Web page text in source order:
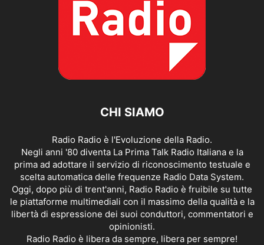
CHI SIAMO
Radio Radio è l'Evoluzione della Radio.
Negli anni '80 diventa La Prima Talk Radio Italiana e la
prima ad adottare il servizio di riconoscimento testuale e
scelta automatica delle frequenze Radio Data System.
Oggi, dopo più di trent'anni, Radio Radio è fruibile su tutte
le piattaforme multimediali con il massimo della qualità e la
libertà di espressione dei suoi conduttori, commentatori e
opinionisti.
Radio Radio è libera da sempre, libera per sempre!